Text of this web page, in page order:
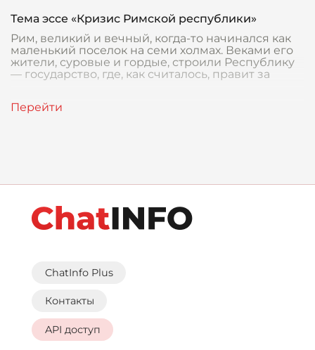
Тема эссе «Кризис Римской республики»
Рим, великий и вечный, когда-то начинался как
маленький поселок на семи холмах. Веками его
жители, суровые и гордые, строили Республику
— государство, где, как считалось, правит за
ChatInfo Plus
Контакты
API доступ